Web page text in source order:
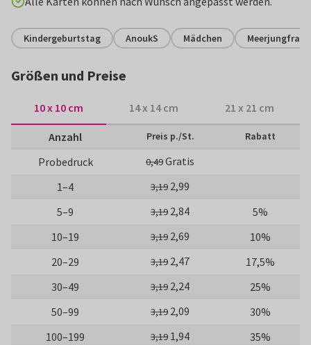
Kindergeburtstag AnoukS Mädchen Meerjungfrau
Größen und Preise
10 x 10 cm 14 x 14 cm 21 x 21 cm
Anzahl Preis p./St. Rabatt
Probedruck 0,49Gratis
1–4
3,19 2,99
5–9
3,19 2,84
5%
10–19
3,19 2,69
10%
20–29
3,19 2,47
17,5%
30–49
3,19 2,24
25%
50–99
3,19 2,09
30%
100–199
3,19 1,94
35%